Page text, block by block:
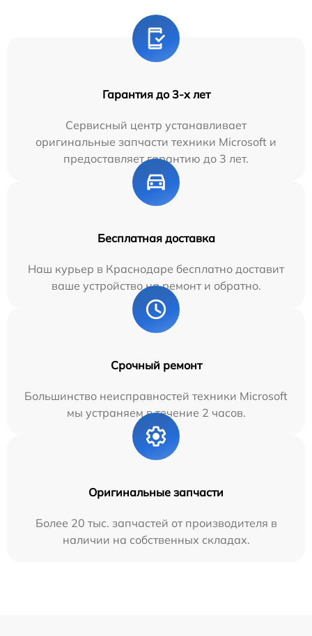
Гарантия до 3-х лет
Сервисный центр устанавливает
оригинальные запчасти техники Microsoft и
предоставляет гарантию до 3 лет.
Бесплатная доставка
Наш курьер в Краснодаре бесплатно доставит
ваше устройство на ремонт и обратно.
Срочный ремонт
Большинство неисправностей техники Microsoft
мы устраняем в течение 2 часов.
Оригинальные запчасти
Более 20 тыс. запчастей от производителя в
наличии на собственных складах.